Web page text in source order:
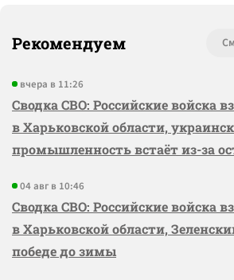
Рекомендуем
вчера в 11:26
Сводка СВО: Российские войска
в Харьковской области,
промышленность встаёт из-за
04 авг в 10:46
Сводка СВО: Российские войска
в Харьковской области,
победе до зимы